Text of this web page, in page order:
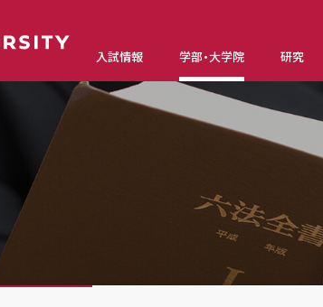
入試情報 学部・大学院 研究